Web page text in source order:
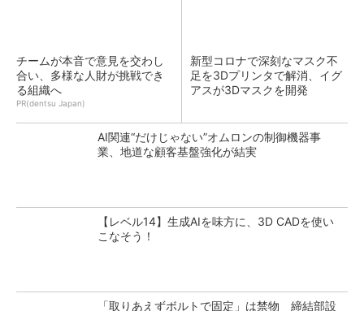
チームが本音で意見を交わし
合い、多様な人財が挑戦でき
る組織へ
PR(dentsu Japan)
新型コロナで深刻なマスク不
足を3Dプリンタで解消、イグ
アスが3Dマスクを開発
AI関連“だけじゃない”オムロンの制御機器事
業、地道な顧客基盤強化が結実
【レベル14】生成AIを味方に、3D CADを使い
こなそう！
「取りあえずボルトで固定」は禁物 締結部設